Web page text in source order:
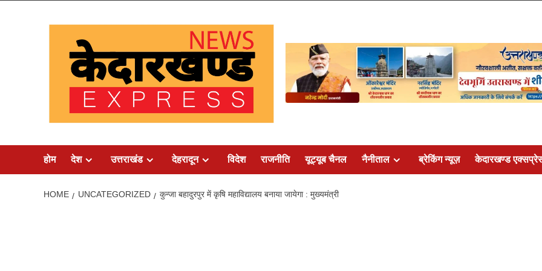
होम देश उत्तराखंड देहरादून विदेश राजनीति यूट्यूब चैनल नैनीताल ब्रेकिंग न्यूज़ केदारखण्ड
HOME UNCATEGORIZED कुन्जा बहादुरपुर में कृषि महाविद्यालय बनाया जायेगा : मुख्यमंत्री